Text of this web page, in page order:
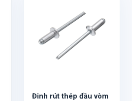
Đinh rút thép đầu vòm